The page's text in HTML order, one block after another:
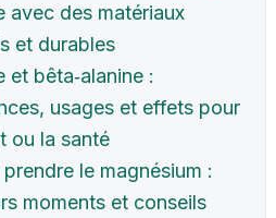
avec des matériaux
et durables
et bêta‑alanine :
usages et effets pour
ou la santé
le magnésium :
moments et conseils